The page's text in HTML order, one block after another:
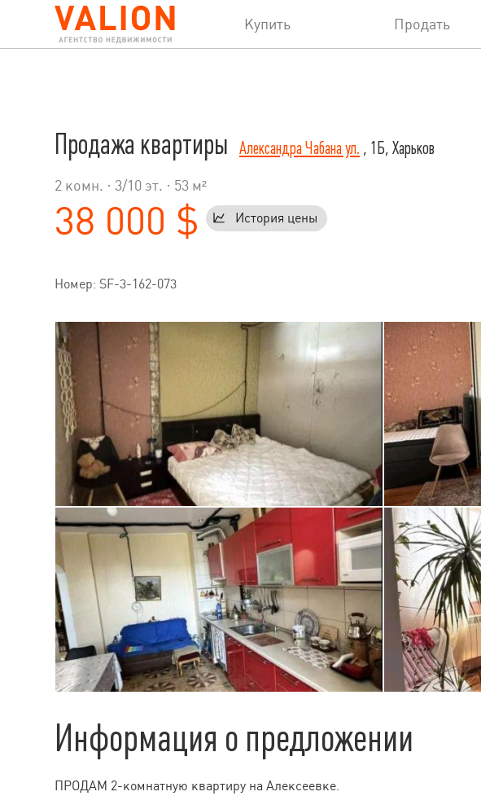
Купить Продать
Продажа квартиры Александра Чабана ул. , 1Б, Харьков
2 комн. · 3/10 эт. · 53 м²
38 000 $ История цены
Номер: SF-3-162-073
Информация о предложении
ПРОДАМ 2-комнатную квартиру на Алексеевке.